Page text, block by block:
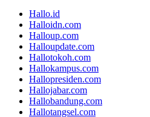
Hallo.id
Halloidn.com
Halloup.com
Halloupdate.com
Hallotokoh.com
Hallokampus.com
Hallopresiden.com
Hallojabar.com
Hallobandung.com
Hallotangsel.com